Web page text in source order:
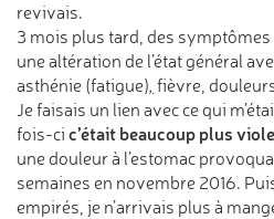
revivais.
3 mois plus tard, des
une altération de l’état général
asthénie (fatigue), fièvre,
Je faisais un lien avec ce qui
fois-ci c’était beaucoup plus
une douleur à l’estomac
semaines en novembre 2016.
empirés, je n’arrivais plus à